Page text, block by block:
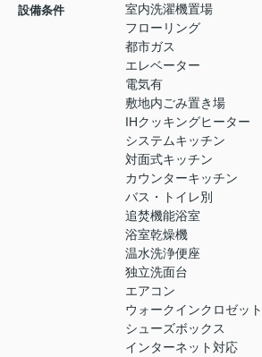
設備条件
室内洗濯機置場
フローリング
都市ガス
エレベーター
電気有
敷地内ごみ置き場
IHクッキングヒーター
システムキッチン
対面式キッチン
カウンターキッチン
バス・トイレ別
追焚機能浴室
浴室乾燥機
温水洗浄便座
独立洗面台
エアコン
ウォークインクロゼット
シューズボックス
インターネット対応